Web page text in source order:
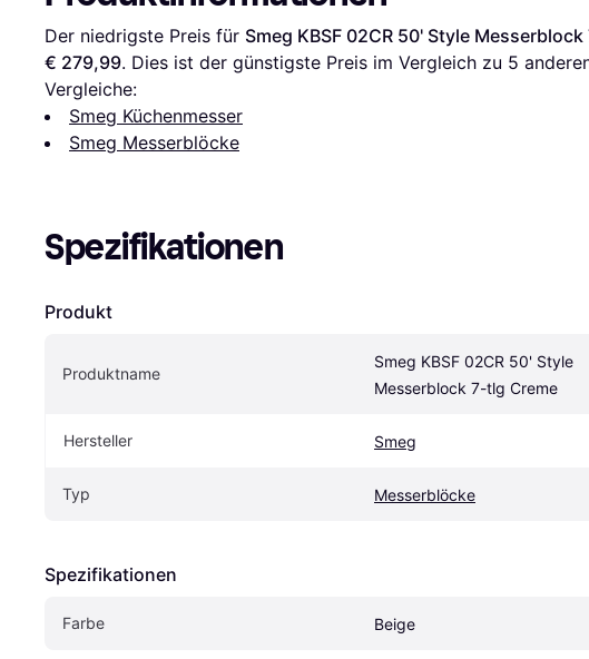
Der niedrigste Preis für Smeg KBSF 02CR 50' Style
€ 279,99. Dies ist der günstigste Preis im Vergleich zu 5
Vergleiche:
Smeg Küchenmesser
Smeg Messerblöcke
Spezifikationen
Produkt
Produktname
Smeg KBSF 02CR 50' Style
Messerblock 7-tlg Creme
Hersteller Smeg
Typ Messerblöcke
Spezifikationen
Farbe Beige